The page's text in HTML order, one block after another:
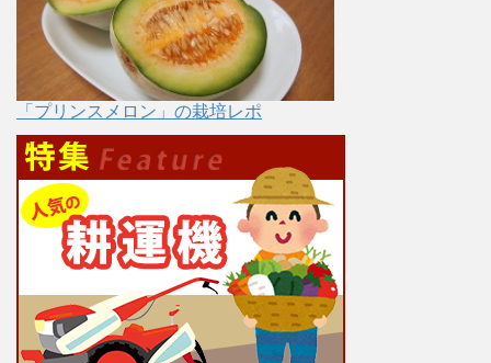
「プリンスメロン」の栽培レポ